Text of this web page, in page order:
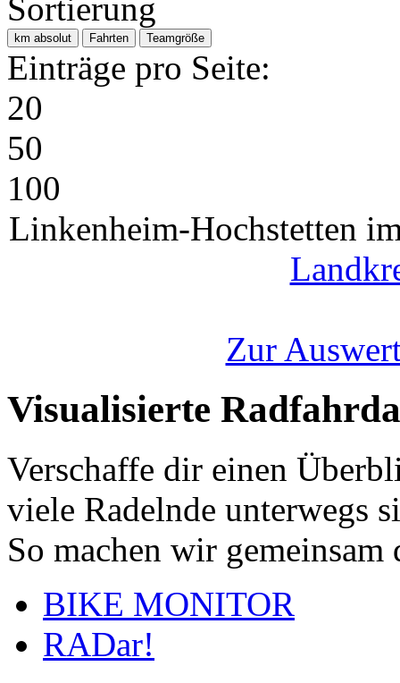
Sortierung
km absolut Fahrten Teamgröße
Einträge pro Seite:
20
50
100
Linkenheim-Hochstetten
Zur
Visualisierte
Verschaffe dir einen
viele Radelnde unterwegs
So machen wir
BIKE MONITOR
RADar!